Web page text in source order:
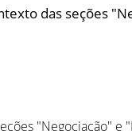
das seções
"Negociação" e